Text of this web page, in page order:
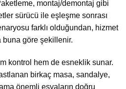
montaj/demontaj gibi
sürücü ile eşleşme sonrası
farklı olduğundan, hizmet
buna göre şekillenir.
kontrol hem de esneklik sunar.
birkaç masa, sandalye,
önemli eşyaların doğru